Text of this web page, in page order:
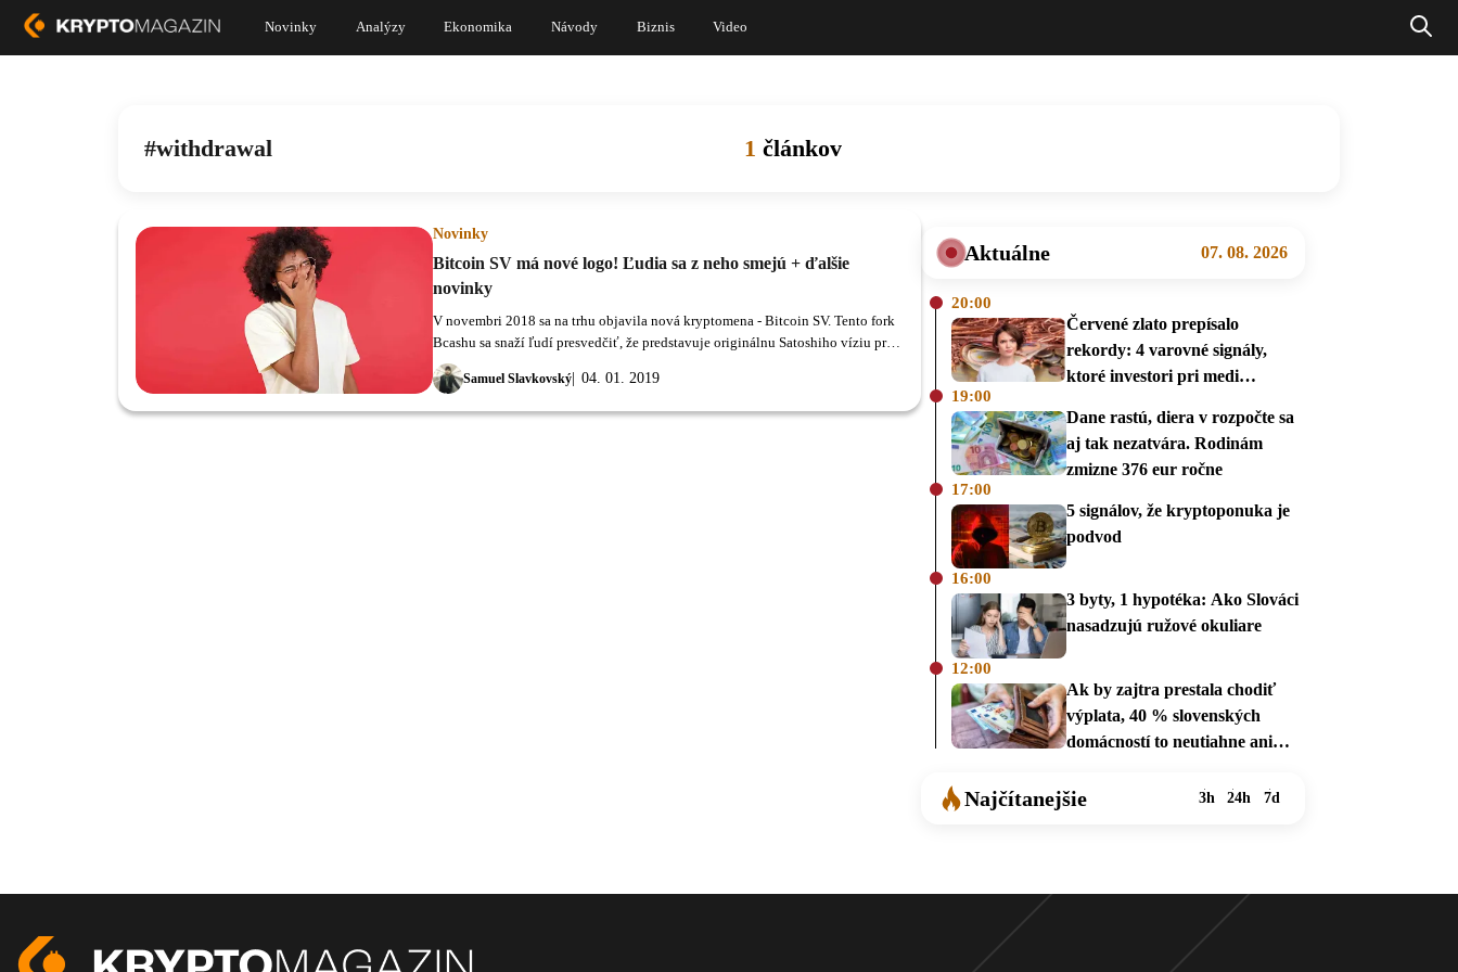
Novinky Analýzy Ekonomika Návody Biznis Video
withdrawal 1 článkov
Novinky
Bitcoin SV má nové logo! Ľudia sa z neho smejú + ďalšie
novinky
Samuel Slavkovský 04. 01. 2019
V novembri 2018 sa na trhu objavila nová kryptomena - Bitcoin SV. Tento fork
Bcashu sa snaží ľudí presvedčiť, že predstavuje originálnu Satoshiho víziu pre
Bitcoin.
Aktuálne 07. 08. 2026
20:00
Červené zlato prepísalo
rekordy: 4 varovné signály,
ktoré investori pri medi
19:00
Dane rastú, diera v rozpočte sa
aj tak nezatvára. Rodinám
zmizne 376 eur ročne
17:00
5 signálov, že kryptoponuka je
podvod
16:00
3 byty, 1 hypotéka: Ako Slováci
nasadzujú ružové okuliare
12:00
Ak by zajtra prestala chodiť
výplata, 40 % slovenských
domácností to neutiahne ani
Najčítanejšie 3h 24h 7d